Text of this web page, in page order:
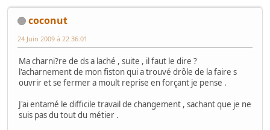
coconut
24 Juin 2009 à 22:36:01
Ma charni?re de ds a laché , suite , il faut le dire ?
l'acharnement de mon fiston qui a trouvé drôle de la faire s
ouvrir et se fermer a moult reprise en forçant je pense .
J'ai entamé le difficile travail de changement , sachant que je ne
suis pas du tout du métier .